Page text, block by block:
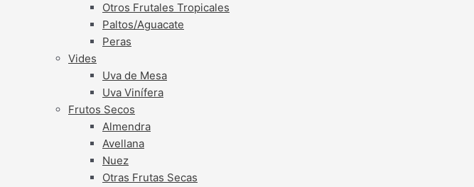
Otros Frutales Tropicales
Paltos/Aguacate
Peras
Vides
Uva de Mesa
Uva Vinífera
Frutos Secos
Almendra
Avellana
Nuez
Otras Frutas Secas